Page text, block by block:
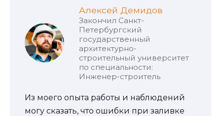
Алексей Демидов
Закончил Санкт-
Петербургский
государственный
архитектурно-
строительный университет
по специальности:
Инженер-строитель
Из моего опыта работы и наблюдений
могу сказать, что ошибки при заливке